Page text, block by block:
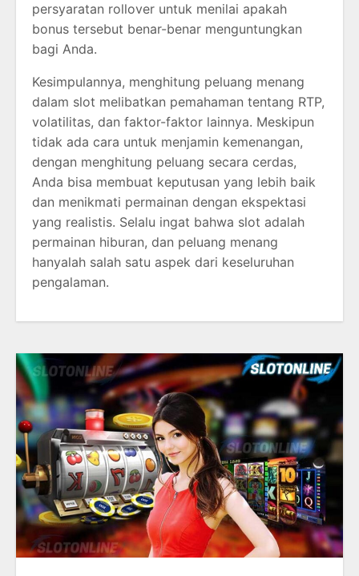
persyaratan rollover untuk menilai apakah
bonus tersebut benar-benar menguntungkan
bagi Anda.
Kesimpulannya, menghitung peluang menang
dalam slot melibatkan pemahaman tentang RTP,
volatilitas, dan faktor-faktor lainnya. Meskipun
tidak ada cara untuk menjamin kemenangan,
dengan menghitung peluang secara cerdas,
Anda bisa membuat keputusan yang lebih baik
dan menikmati permainan dengan ekspektasi
yang realistis. Selalu ingat bahwa slot adalah
permainan hiburan, dan peluang menang
hanyalah salah satu aspek dari keseluruhan
pengalaman.